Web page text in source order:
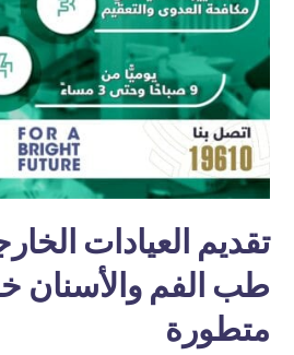
تقديم العيادات
طب الفم والأسنان
متطورة